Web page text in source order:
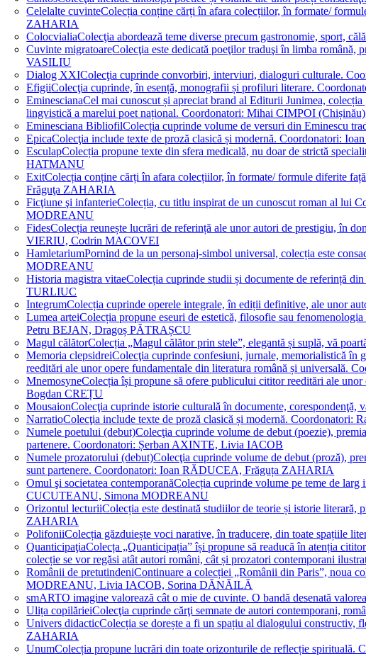
Celelalte cuvinteColecția conține cărți în afara colecțiilor, în formate/
ZAHARIA
ColocvialiaColecţia abordează teme diverse precum gastronomie, sport,
Cuvinte migratoareColecţia este dedicată poeţilor traduşi în limba
VASILIU
Dialog XXIColecţia cuprinde convorbiri, interviuri, dialoguri culturale.
EfigiiColecţia cuprinde, în esență, monografii și profiluri literare.
EminescianaCel mai cunoscut și apreciat brand al Editurii Junimea,
lingvistică a marelui poet național. Coordonatori: Mihai CIMPOI
Eminesciana BibliofilColecția cuprinde volume de versuri din Eminescu
EpicaColecţia include texte de proză clasică și modernă. Coordonatori:
EsculapColecția propune texte din sfera medicală, nu doar de strictă
HATMANU
ExitColecția conține cărți în afara colecțiilor, în formate/ formule diferite
Frăguţa ZAHARIA
Ficţiune şi infanterieColecția, cu titlu inspirat de un cunoscut roman al lui
MODREANU
FidesColecția reunește lucrări de referință ale unor autori de prestigiu, în
VIERIU, Codrin MACOVEI
HamletariumPornind de la un personaj-simbol universal, colecția este
MODREANU
Historia magistra vitaeColecția cuprinde studii și documente de referință
TURLIUC
IntegrumColecția cuprinde operele integrale, în ediții definitive, ale unor
Lumea arteiColecția propune eseuri de estetică, filosofie sau
Petru BEJAN, Dragoș PĂTRAȘCU
Magul călătorColecția „Magul călător prin stele”, elegantă și suplă, vă
Memoria clepsidreiColecţia cuprinde confesiuni, jurnale, memorialistică în
reeditări ale unor opere fundamentale din literatura română și
MnemosyneColecția își propune să ofere publicului cititor reeditări ale
Bogdan CREȚU
MousaionColecţia cuprinde istorie culturală în documente,
NarratioColecţia include texte de proză clasică și modernă.
Numele poetului (debut)Colecţia cuprinde volume de debut (poezie),
partenere. Coordonatori: Șerban AXINTE, Livia IACOB
Numele prozatorului (debut)Colecţia cuprinde volume de debut (proză),
sunt partenere. Coordonatori: Ioan RĂDUCEA, Frăguța ZAHARIA
Omul şi societatea contemporanăColecția cuprinde volume pe teme de
CUCUTEANU, Simona MODREANU
Orizontul lecturiiColecția este destinată studiilor de teorie și istorie
ZAHARIA
PolifoniiColecția găzduiește voci narative, în traducere, din toate
QuanticipaţiaColecța „Quanticipația” își propune să readucă în atenția
colecție se vor regăsi atât autori români, cât și prozatori contemporani
Românii de pretutindeniContinuare a colecției „Românii din Paris”, noua
MODREANU, Livia IACOB, Sorina DĂNĂILĂ
smARTO imagine valorează cât o mie de cuvinte. O bandă desenată
Ulița copilărieiColecţia cuprinde cărţi semnate de autori contemporani,
Univers didacticColecția se dorește a fi un spațiu al dialogului
ZAHARIA
UnumColecția propune lucrări din toate orizonturile de reflecție